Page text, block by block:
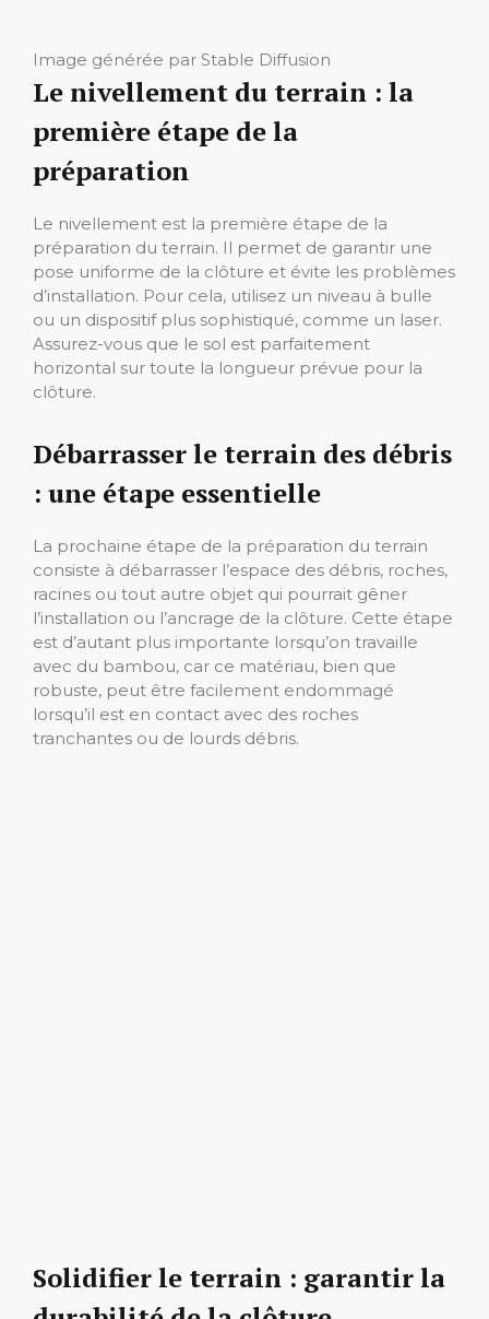
Image générée par Stable Diffusion
Le nivellement du terrain : la
première étape de la
préparation
Le nivellement est la première étape de la
préparation du terrain. Il permet de garantir une
pose uniforme de la clôture et évite les problèmes
d’installation. Pour cela, utilisez un niveau à bulle
ou un dispositif plus sophistiqué, comme un laser.
Assurez-vous que le sol est parfaitement
horizontal sur toute la longueur prévue pour la
clôture.
Débarrasser le terrain des débris
: une étape essentielle
La prochaine étape de la préparation du terrain
consiste à débarrasser l’espace des débris, roches,
racines ou tout autre objet qui pourrait gêner
l’installation ou l’ancrage de la clôture. Cette étape
est d’autant plus importante lorsqu’on travaille
avec du bambou, car ce matériau, bien que
robuste, peut être facilement endommagé
lorsqu’il est en contact avec des roches
tranchantes ou de lourds débris.
Solidifier le terrain : garantir la